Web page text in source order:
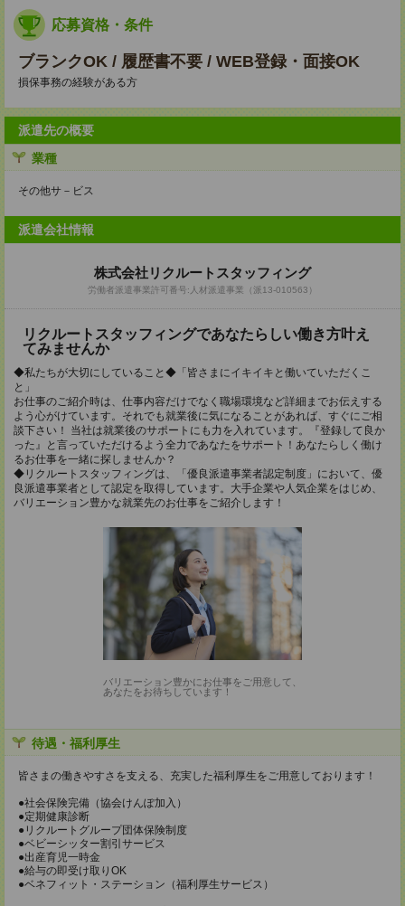
応募資格・条件
ブランクOK / 履歴書不要 / WEB登録・面接OK
損保事務の経験がある方
派遣先の概要
業種
その他サ－ビス
派遣会社情報
株式会社リクルートスタッフィング
労働者派遣事業許可番号:人材派遣事業（派13-010563）
リクルートスタッフィングであなたらしい働き方叶え
てみませんか
◆私たちが大切にしていること◆「皆さまにイキイキと働いていただくこ
と」
お仕事のご紹介時は、仕事内容だけでなく職場環境など詳細までお伝えする
よう心がけています。それでも就業後に気になることがあれば、すぐにご相
談下さい！ 当社は就業後のサポートにも力を入れています。『登録して良か
った』と言っていただけるよう全力であなたをサポート！あなたらしく働け
るお仕事を一緒に探しませんか？
◆リクルートスタッフィングは、「優良派遣事業者認定制度」において、優
良派遣事業者として認定を取得しています。大手企業や人気企業をはじめ、
バリエーション豊かな就業先のお仕事をご紹介します！
バリエーション豊かにお仕事をご用意して、
あなたをお待ちしています！
待遇・福利厚生
皆さまの働きやすさを支える、充実した福利厚生をご用意しております！
●社会保険完備（協会けんぽ加入）
●定期健康診断
●リクルートグループ団体保険制度
●ベビーシッター割引サービス
●出産育児一時金
●給与の即受け取りOK
●ベネフィット・ステーション（福利厚生サービス）